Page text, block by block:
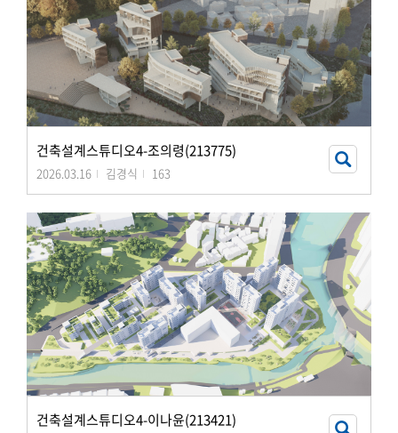
건축설계스튜디오4-조의령(213775)
2026.03.16 김경식 163
건축설계스튜디오4-이나윤(213421)